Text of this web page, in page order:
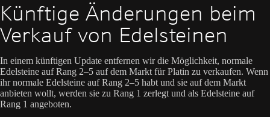
Künftige Änderungen beim
Verkauf von Edelsteinen
In einem künftigen Update entfernen wir die Möglichkeit, normale
Edelsteine auf Rang 2–5 auf dem Markt für Platin zu verkaufen. Wenn
ihr normale Edelsteine auf Rang 2–5 habt und sie auf dem Markt
anbieten wollt, werden sie zu Rang 1 zerlegt und als Edelsteine auf
Rang 1 angeboten.